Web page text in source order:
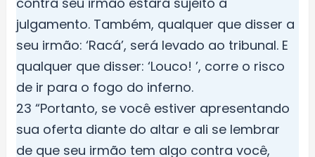
julgamento. Também, qualquer que disser a
seu irmão: ‘Racá’, será levado ao tribunal. E
qualquer que disser: ‘Louco! ’, corre o risco
de ir para o fogo do inferno.
23 “Portanto, se você estiver apresentando
sua oferta diante do altar e ali se lembrar
de que seu irmão tem algo contra você,